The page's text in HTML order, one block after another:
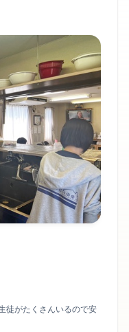
徒がたくさんいるので安